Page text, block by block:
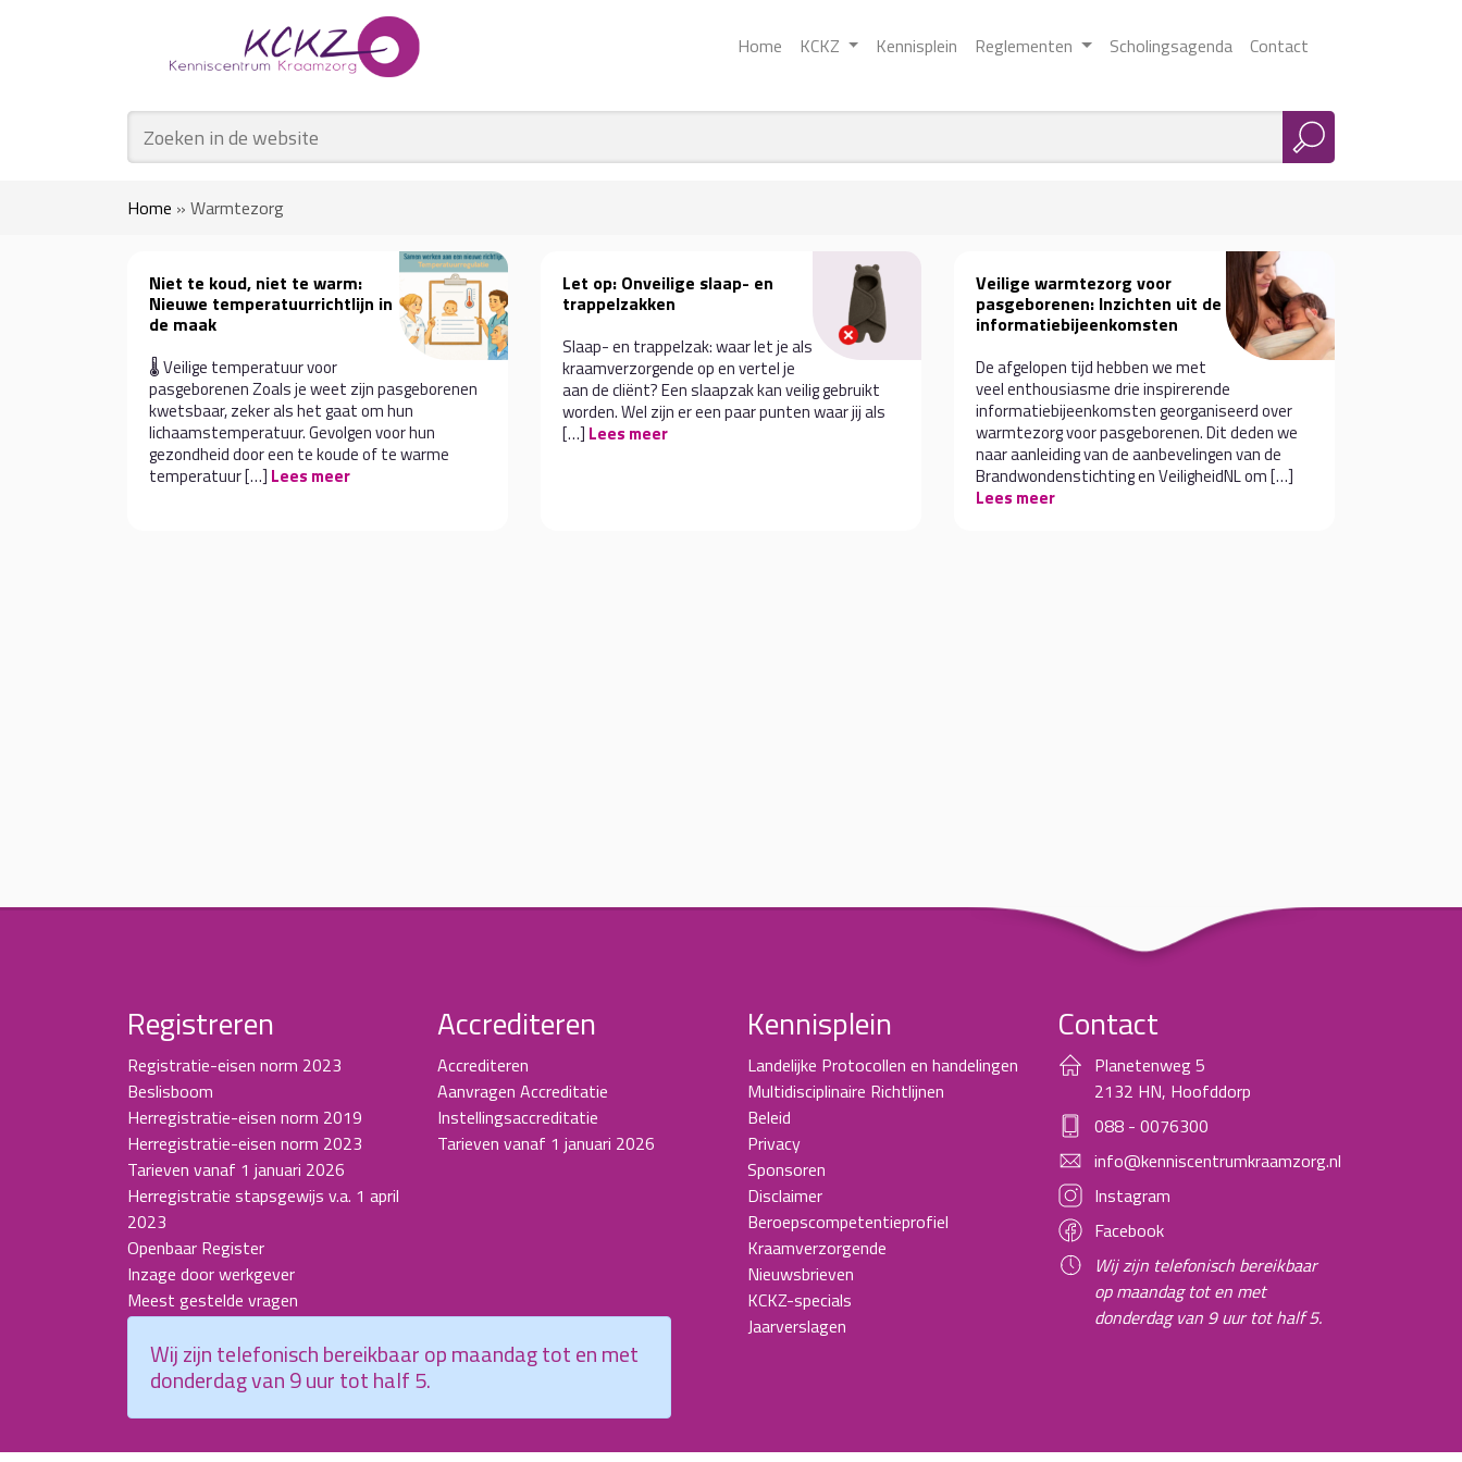
Home KCKZ Kennisplein Reglementen Scholingsagenda Contact
Home » Warmtezorg
Niet te koud, niet te warm:
Nieuwe temperatuurrichtlijn in
de maak
🌡️ Veilige temperatuur voor
pasgeborenen Zoals je weet zijn pasgeborenen
kwetsbaar, zeker als het gaat om hun
lichaamstemperatuur. Gevolgen voor hun
gezondheid door een te koude of te warme
temperatuur […] Lees meer
Let op: Onveilige slaap- en
trappelzakken
Slaap- en trappelzak: waar let je als
kraamverzorgende op en vertel je
aan de cliënt? Een slaapzak kan veilig gebruikt
worden. Wel zijn er een paar punten waar jij als
[…] Lees meer
Veilige warmtezorg voor
pasgeborenen: Inzichten uit de
informatiebijeenkomsten
De afgelopen tijd hebben we met
veel enthousiasme drie inspirerende
informatiebijeenkomsten georganiseerd over
warmtezorg voor pasgeborenen. Dit deden we
naar aanleiding van de aanbevelingen van de
Brandwondenstichting en VeiligheidNL om […]
Lees meer
Registreren
Registratie-eisen norm 2023
Beslisboom
Herregistratie-eisen norm 2019
Herregistratie-eisen norm 2023
Tarieven vanaf 1 januari 2026
Herregistratie stapsgewijs v.a. 1 april
2023
Openbaar Register
Inzage door werkgever
Meest gestelde vragen
Accrediteren
Accrediteren
Aanvragen Accreditatie
Instellingsaccreditatie
Tarieven vanaf 1 januari 2026
Kennisplein
Landelijke Protocollen en handelingen
Multidisciplinaire Richtlijnen
Beleid
Privacy
Sponsoren
Disclaimer
Beroepscompetentieprofiel
Kraamverzorgende
Nieuwsbrieven
KCKZ-specials
Jaarverslagen
Contact
Planetenweg 5
2132 HN, Hoofddorp
088 - 0076300
info@kenniscentrumkraamzorg.nl
Instagram
Facebook
Wij zijn telefonisch bereikbaar
op maandag tot en met
donderdag van 9 uur tot half 5.
Wij zijn telefonisch bereikbaar op maandag tot en met
donderdag van 9 uur tot half 5.